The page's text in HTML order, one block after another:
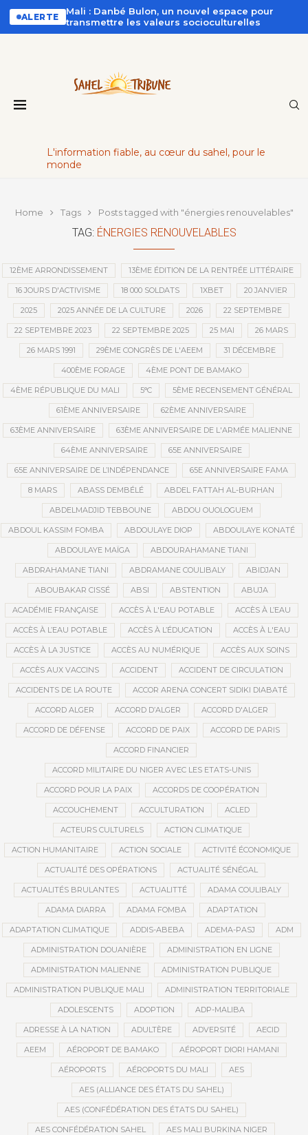
ALERTE
Mali : Danbé Bulon, un nouvel espace pour
transmettre les valeurs socioculturelles
L'information fiable, au cœur du sahel, pour le
monde
Home Tags Posts tagged with "énergies renouvelables"
TAG: ÉNERGIES RENOUVELABLES
12ÈME ARRONDISSEMENT 13ÈME ÉDITION DE LA RENTRÉE LITTÉRAIRE
16 JOURS D'ACTIVISME 18 000 SOLDATS 1XBET 20 JANVIER
2025 2025 ANNÉE DE LA CULTURE 2026 22 SEPTEMBRE
22 SEPTEMBRE 2023 22 SEPTEMBRE 2025 25 MAI 26 MARS
26 MARS 1991 29ÈME CONGRÈS DE L'AEEM 31 DÉCEMBRE
400ÈME FORAGE 4ÈME PONT DE BAMAKO
4ÈME RÉPUBLIQUE DU MALI 5°C 5ÈME RECENSEMENT GÉNÉRAL
61ÈME ANNIVERSAIRE 62ÈME ANNIVERSAIRE
63ÈME ANNIVERSAIRE 63ÈME ANNIVERSAIRE DE L'ARMÉE MALIENNE
64ÈME ANNIVERSAIRE 65E ANNIVERSAIRE
65E ANNIVERSAIRE DE L’INDÉPENDANCE 65E ANNIVERSAIRE FAMA
8 MARS ABASS DEMBÉLÉ ABDEL FATTAH AL-BURHAN
ABDELMADJID TEBBOUNE ABDOU OUOLOGUEM
ABDOUL KASSIM FOMBA ABDOULAYE DIOP ABDOULAYE KONATÉ
ABDOULAYE MAÏGA ABDOURAHAMANE TIANI
ABDRAHAMANE TIANI ABDRAMANE COULIBALY ABIDJAN
ABOUBAKAR CISSÉ ABSI ABSTENTION ABUJA
ACADÉMIE FRANÇAISE ACCÈS À L'EAU POTABLE ACCÈS À L’EAU
ACCÈS À L’EAU POTABLE ACCÈS À L’ÉDUCATION ACCÈS À L'EAU
ACCÈS À LA JUSTICE ACCÈS AU NUMÉRIQUE ACCÈS AUX SOINS
ACCÈS AUX VACCINS ACCIDENT ACCIDENT DE CIRCULATION
ACCIDENTS DE LA ROUTE ACCOR ARENA CONCERT SIDIKI DIABATÉ
ACCORD ALGER ACCORD D’ALGER ACCORD D'ALGER
ACCORD DE DÉFENSE ACCORD DE PAIX ACCORD DE PARIS
ACCORD FINANCIER
ACCORD MILITAIRE DU NIGER AVEC LES ETATS-UNIS
ACCORD POUR LA PAIX ACCORDS DE COOPÉRATION
ACCOUCHEMENT ACCULTURATION ACLED
ACTEURS CULTURELS ACTION CLIMATIQUE
ACTION HUMANITAIRE ACTION SOCIALE ACTIVITÉ ÉCONOMIQUE
ACTUALITÉ DES OPÉRATIONS ACTUALITÉ SÉNÉGAL
ACTUALITÉS BRULANTES ACTUALITTÉ ADAMA COULIBALY
ADAMA DIARRA ADAMA FOMBA ADAPTATION
ADAPTATION CLIMATIQUE ADDIS-ABEBA ADEMA-PASJ ADM
ADMINISTRATION DOUANIÈRE ADMINISTRATION EN LIGNE
ADMINISTRATION MALIENNE ADMINISTRATION PUBLIQUE
ADMINISTRATION PUBLIQUE MALI ADMINISTRATION TERRITORIALE
ADOLESCENTS ADOPTION ADP-MALIBA
ADRESSE À LA NATION ADULTÈRE ADVERSITÉ AECID
AEEM AÉROPORT DE BAMAKO AÉROPORT DIORI HAMANI
AÉROPORTS AÉROPORTS DU MALI AES
AES (ALLIANCE DES ÉTATS DU SAHEL)
AES (CONFÉDÉRATION DES ÉTATS DU SAHEL)
AES CONFÉDÉRATION SAHEL AES MALI BURKINA NIGER